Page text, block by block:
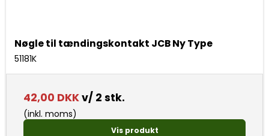
Nøgle til tændingskontakt JCB Ny Type
51181K
42,00 DKKv/ 2 stk.
(inkl. moms)
Vis produkt